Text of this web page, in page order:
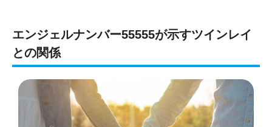
エンジェルナンバー55555が示すツインレイ
との関係